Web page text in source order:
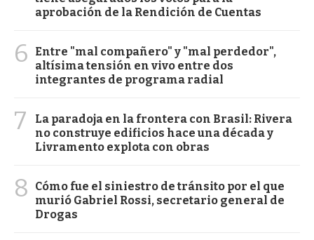
aprobación de la Rendición de Cuentas
6
Entre "mal compañero" y "mal perdedor",
altísima tensión en vivo entre dos
integrantes de programa radial
7
La paradoja en la frontera con Brasil: Rivera
no construye edificios hace una década y
Livramento explota con obras
8
Cómo fue el siniestro de tránsito por el que
murió Gabriel Rossi, secretario general de
Drogas